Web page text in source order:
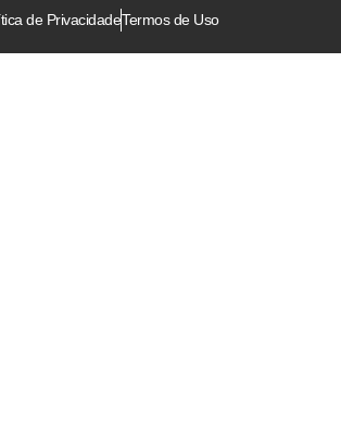
de PrivacidadeTermos de Uso